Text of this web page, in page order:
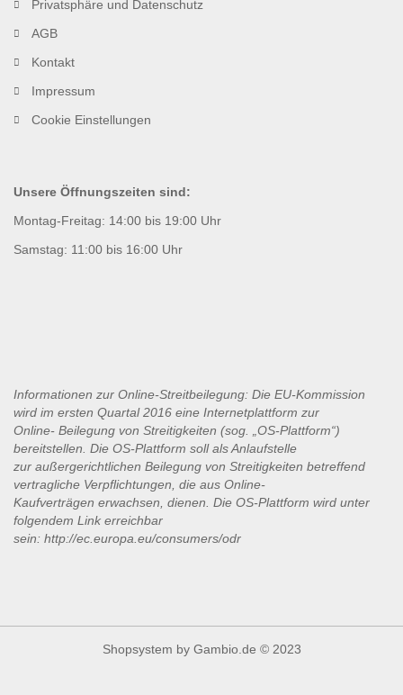
Privatsphäre und Datenschutz
AGB
Kontakt
Impressum
Cookie Einstellungen
Unsere Öffnungszeiten sind:
Montag-Freitag: 14:00 bis 19:00 Uhr
Samstag: 11:00 bis 16:00 Uhr
Informationen zur Online-Streitbeilegung: Die EU-Kommission
wird im ersten Quartal 2016 eine Internetplattform zur
Online- Beilegung von Streitigkeiten (sog. „OS-Plattform“)
bereitstellen. Die OS-Plattform soll als Anlaufstelle
zur außergerichtlichen Beilegung von Streitigkeiten betreffend
vertragliche Verpflichtungen, die aus Online-
Kaufverträgen erwachsen, dienen. Die OS-Plattform wird unter
folgendem Link erreichbar
sein: http://ec.europa.eu/consumers/odr
Shopsystem by Gambio.de © 2023